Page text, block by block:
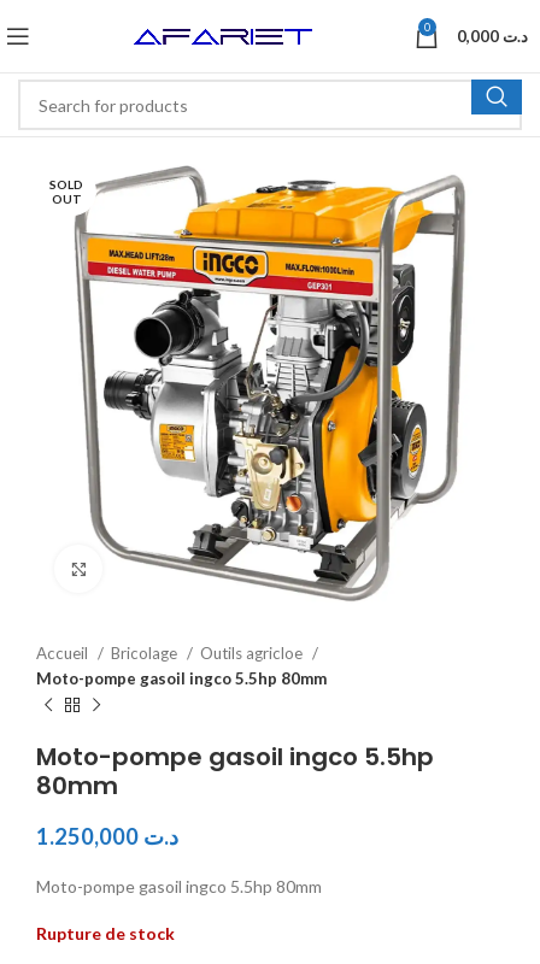
0 د.ت
SOLD
OUT
Click to enlarge
Accueil Bricolage
Outils agricloe
Moto-pompe gasoil ingco 5.5hp 80mm
Moto-pompe gasoil ingco 5.5hp
80mm
د.ت
Moto-pompe gasoil ingco 5.5hp 80mm
Rupture de stock